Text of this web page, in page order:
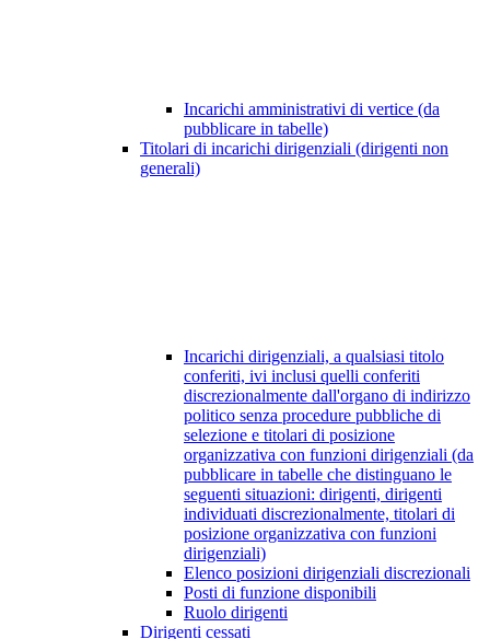
Incarichi amministrativi di vertice (da
pubblicare in tabelle)
Titolari di incarichi dirigenziali (dirigenti non
generali)
Incarichi dirigenziali, a qualsiasi titolo
conferiti, ivi inclusi quelli conferiti
discrezionalmente dall'organo di indirizzo
politico senza procedure pubbliche di
selezione e titolari di posizione
organizzativa con funzioni dirigenziali (da
pubblicare in tabelle che distinguano le
seguenti situazioni: dirigenti, dirigenti
individuati discrezionalmente, titolari di
posizione organizzativa con funzioni
dirigenziali)
Elenco posizioni dirigenziali discrezionali
Posti di funzione disponibili
Ruolo dirigenti
Dirigenti cessati